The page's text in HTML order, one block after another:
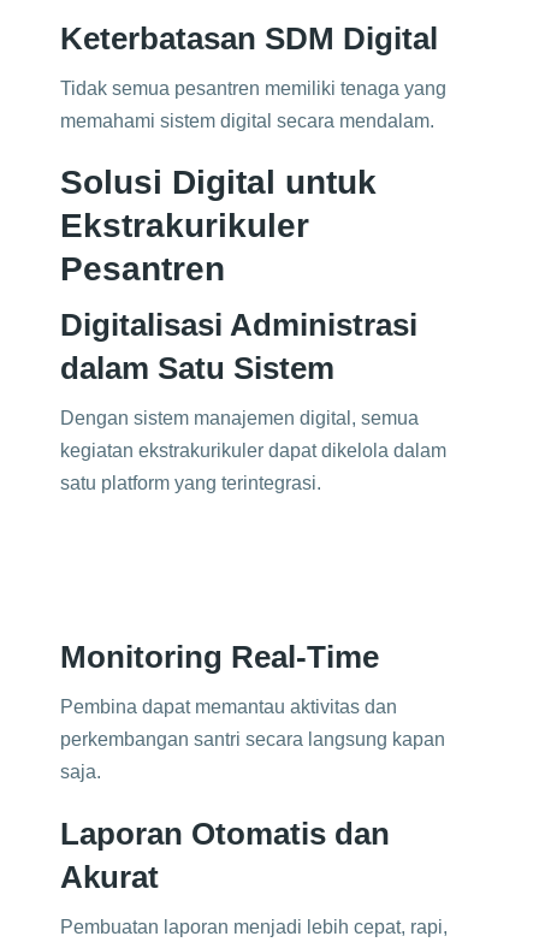
Keterbatasan SDM Digital
Tidak semua pesantren memiliki tenaga yang
memahami sistem digital secara mendalam.
Solusi Digital untuk
Ekstrakurikuler
Pesantren
Digitalisasi Administrasi
dalam Satu Sistem
Dengan sistem manajemen digital, semua
kegiatan ekstrakurikuler dapat dikelola dalam
satu platform yang terintegrasi.
Monitoring Real-Time
Pembina dapat memantau aktivitas dan
perkembangan santri secara langsung kapan
saja.
Laporan Otomatis dan
Akurat
Pembuatan laporan menjadi lebih cepat, rapi,